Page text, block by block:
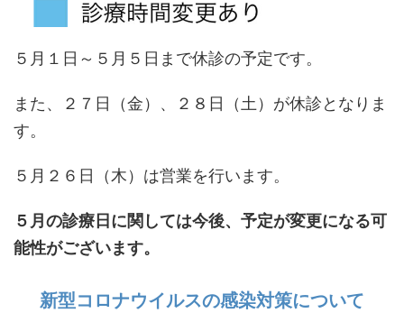
５月１日～５月５日まで休診の予定です。
また、２７日（金）、２８日（土）が休診となりま
す。
５月２６日（木）は営業を行います。
５月の診療日に関しては今後、予定が変更になる可
能性がございます。
新型コロナウイルスの感染対策について